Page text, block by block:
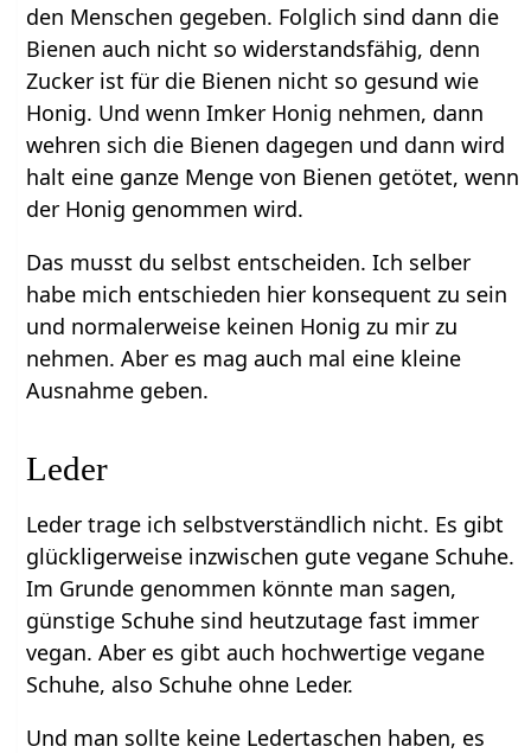
den Menschen gegeben. Folglich sind dann die
Bienen auch nicht so widerstandsfähig, denn
Zucker ist für die Bienen nicht so gesund wie
Honig. Und wenn Imker Honig nehmen, dann
wehren sich die Bienen dagegen und dann wird
halt eine ganze Menge von Bienen getötet, wenn
der Honig genommen wird.
Das musst du selbst entscheiden. Ich selber
habe mich entschieden hier konsequent zu sein
und normalerweise keinen Honig zu mir zu
nehmen. Aber es mag auch mal eine kleine
Ausnahme geben.
Leder
Leder trage ich selbstverständlich nicht. Es gibt
glückligerweise inzwischen gute vegane Schuhe.
Im Grunde genommen könnte man sagen,
günstige Schuhe sind heutzutage fast immer
vegan. Aber es gibt auch hochwertige vegane
Schuhe, also Schuhe ohne Leder.
Und man sollte keine Ledertaschen haben, es